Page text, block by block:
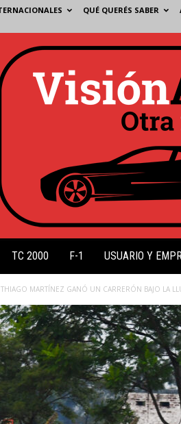
QUÉ QUERÉS SABER
TC 2000 F-1 USUARIO Y
THIAGO MARTÍNEZ GANÓ UN CARRERÓN BAJO LA